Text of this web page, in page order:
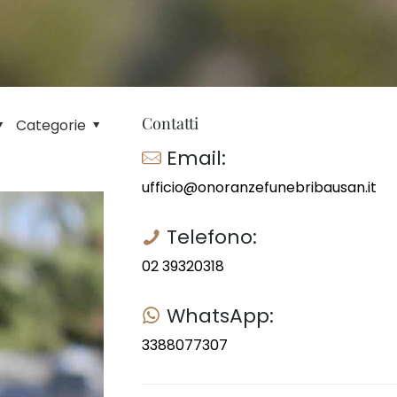
Categorie Contatti
Email:
ufficio@onoranzefunebribausan.it
Telefono:
02 39320318
WhatsApp:
3388077307